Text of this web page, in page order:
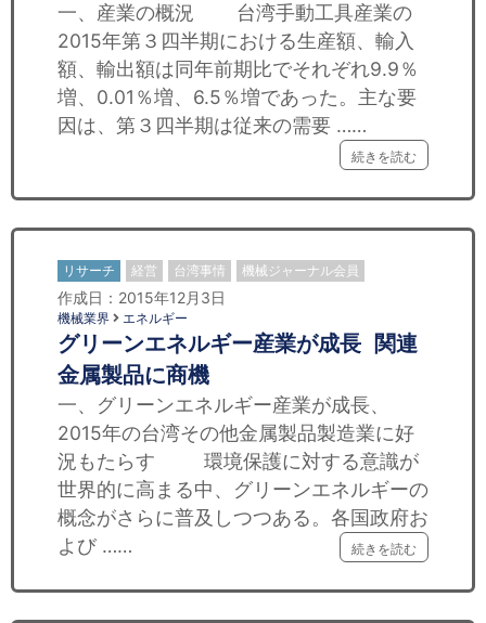
一、産業の概況 台湾手動工具産業の
2015年第３四半期における生産額、輸入
額、輸出額は同年前期比でそれぞれ9.9％
増、0.01％増、6.5％増であった。主な要
因は、第３四半期は従来の需要 ……
続きを読む
リサーチ 経営 台湾事情 機械ジャーナル会員
作成日：2015年12月3日
機械業界 エネルギー
グリーンエネルギー産業が成長 関連
金属製品に商機
一、グリーンエネルギー産業が成長、
2015年の台湾その他金属製品製造業に好
況もたらす 環境保護に対する意識が
世界的に高まる中、グリーンエネルギーの
概念がさらに普及しつつある。各国政府お
よび ……
続きを読む